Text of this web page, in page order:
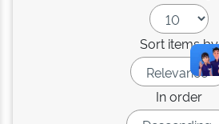
Sort items by
In order